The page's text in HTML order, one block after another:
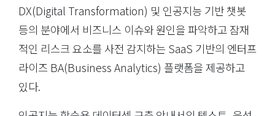
DX(Digital Transformation) 및 인공지능 기반 챗봇
등의 분야에서 비즈니스 이슈와 원인을 파악하고 잠재
적인 리스크 요소를 사전 감지하는 SaaS 기반의 엔터프
라이즈 BA(Business Analytics) 플랫폼을 제공하고
있다.